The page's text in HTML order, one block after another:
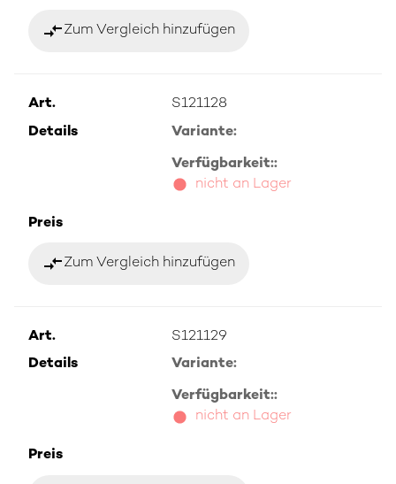
compare_arrowsZum Vergleich hinzufügen
Art.
S121128
Details
Variante:
Verfügbarkeit::
nicht an Lager
Preis
compare_arrowsZum Vergleich hinzufügen
Art.
S121129
Details
Variante:
Verfügbarkeit::
nicht an Lager
Preis